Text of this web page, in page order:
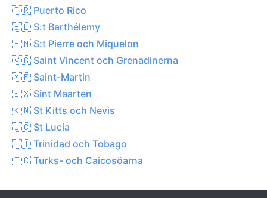
🇵🇷 Puerto Rico
🇧🇱 S:t Barthélemy
🇵🇲 S:t Pierre och Miquelon
🇻🇨 Saint Vincent och Grenadinerna
🇲🇫 Saint-Martin
🇸🇽 Sint Maarten
🇰🇳 St Kitts och Nevis
🇱🇨 St Lucia
🇹🇹 Trinidad och Tobago
🇹🇨 Turks- och Caicosöarna